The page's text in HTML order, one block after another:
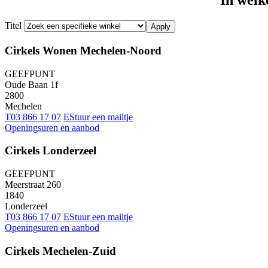
Titel
Cirkels Wonen Mechelen-Noord
GEEFPUNT
Oude Baan 1f
2800
Mechelen
T03 866 17 07 EStuur een mailtje
Openingsuren en aanbod
Cirkels Londerzeel
GEEFPUNT
Meerstraat 260
1840
Londerzeel
T03 866 17 07 EStuur een mailtje
Openingsuren en aanbod
Cirkels Mechelen-Zuid